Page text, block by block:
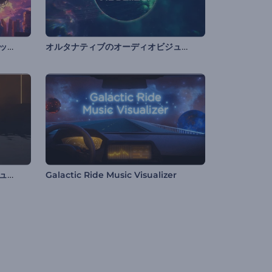
ローファイ・バイブス・ミュージック・ビジュアライザー オルタナティブのオーディオビジュアライザー
ディープテクノミュージックビジュアライザー Galactic Ride Music Visualizer